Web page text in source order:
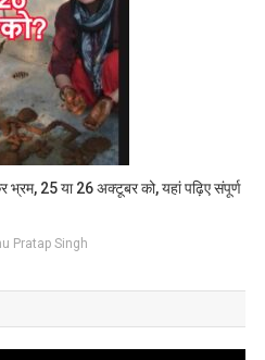
भ्रम, 25 या 26 अक्टूबर को, यहां पढ़िए संपूर्ण
Pratap Singh